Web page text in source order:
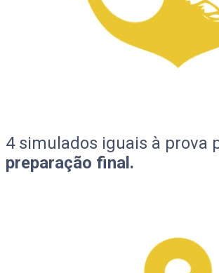
4 simulados iguais à prova
preparação final.